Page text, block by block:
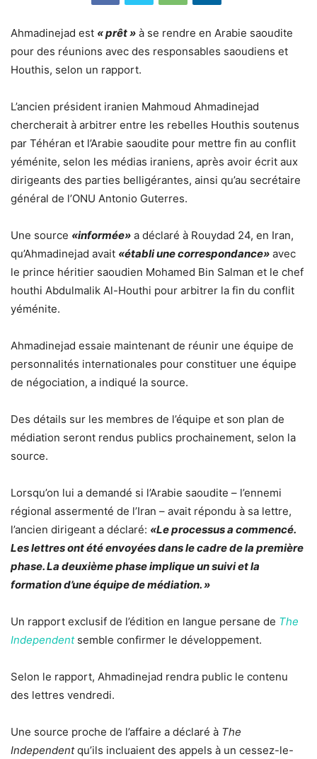
Ahmadinejad est « prêt » à se rendre en Arabie saoudite
pour des réunions avec des responsables saoudiens et
Houthis, selon un rapport.
L’ancien président iranien Mahmoud Ahmadinejad
chercherait à arbitrer entre les rebelles Houthis soutenus
par Téhéran et l’Arabie saoudite pour mettre fin au conflit
yéménite, selon les médias iraniens, après avoir écrit aux
dirigeants des parties belligérantes, ainsi qu’au secrétaire
général de l’ONU Antonio Guterres.
Une source «informée» a déclaré à Rouydad 24, en Iran,
qu’Ahmadinejad avait «établi une correspondance» avec
le prince héritier saoudien Mohamed Bin Salman et le chef
houthi Abdulmalik Al-Houthi pour arbitrer la fin du conflit
yéménite.
Ahmadinejad essaie maintenant de réunir une équipe de
personnalités internationales pour constituer une équipe
de négociation, a indiqué la source.
Des détails sur les membres de l’équipe et son plan de
médiation seront rendus publics prochainement, selon la
source.
Lorsqu’on lui a demandé si l’Arabie saoudite – l’ennemi
régional assermenté de l’Iran – avait répondu à sa lettre,
l’ancien dirigeant a déclaré: «Le processus a commencé.
Les lettres ont été envoyées dans le cadre de la première
phase. La deuxième phase implique un suivi et la
formation d’une équipe de médiation. »
Un rapport exclusif de l’édition en langue persane de The
Independent semble confirmer le développement.
Selon le rapport, Ahmadinejad rendra public le contenu
des lettres vendredi.
Une source proche de l’affaire a déclaré à The
Independentqu’ils incluaient des appels à un cessez-le-